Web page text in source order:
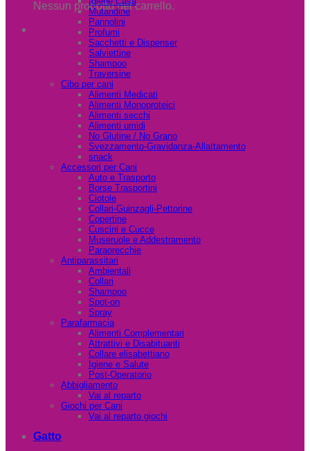
Nessun prodotto nel carrello.
Mutandine
Pannolini
Profumi
Sacchetti e Dispenser
Salviettine
Shampoo
Traversine
Cibo per cani
Alimenti Medicati
Alimenti Monoproteici
Alimenti secchi
Alimenti umidi
No Glutine / No Grano
Svezzamento-Gravidanza-Allattamento
snack
Accessori per Cani
Auto e Trasporto
Borse Trasportini
Ciotole
Collari-Guinzagli-Pettorine
Copertine
Cuscini e Cucce
Museruole e Addestramento
Paraorecchie
Antiparassitari
Ambientali
Collari
Shampoo
Spot-on
Spray
Parafarmacia
Alimenti Complementari
Attrattivi e Disabituanti
Collare elisabettiano
Igiene e Salute
Post-Operatorio
Abbigliamento
Vai al reparto
Giochi per Cani
Vai al reparto giochi
Gatto